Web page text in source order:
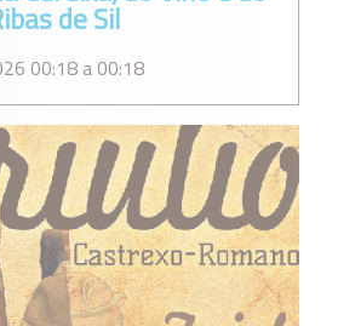
de Sil
00:18 a 00:18